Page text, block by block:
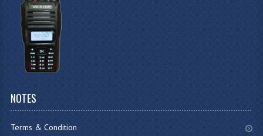
NOTES
Terms & Condition